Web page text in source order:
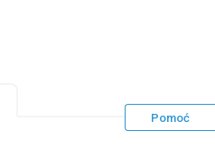
Pomoć